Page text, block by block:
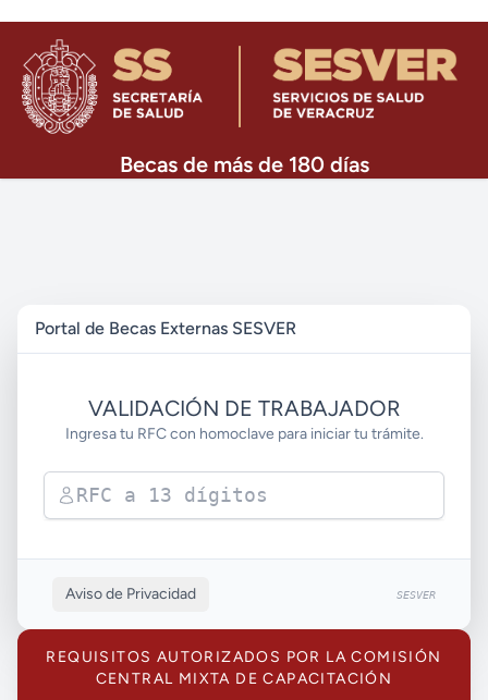
Becas de más de 180 días
Portal de Becas Externas SESVER
VALIDACIÓN DE TRABAJADOR
Ingresa tu RFC con homoclave para iniciar tu trámite.
Aviso de Privacidad SESVER
REQUISITOS AUTORIZADOS POR LA COMISIÓN
CENTRAL MIXTA DE CAPACITACIÓN